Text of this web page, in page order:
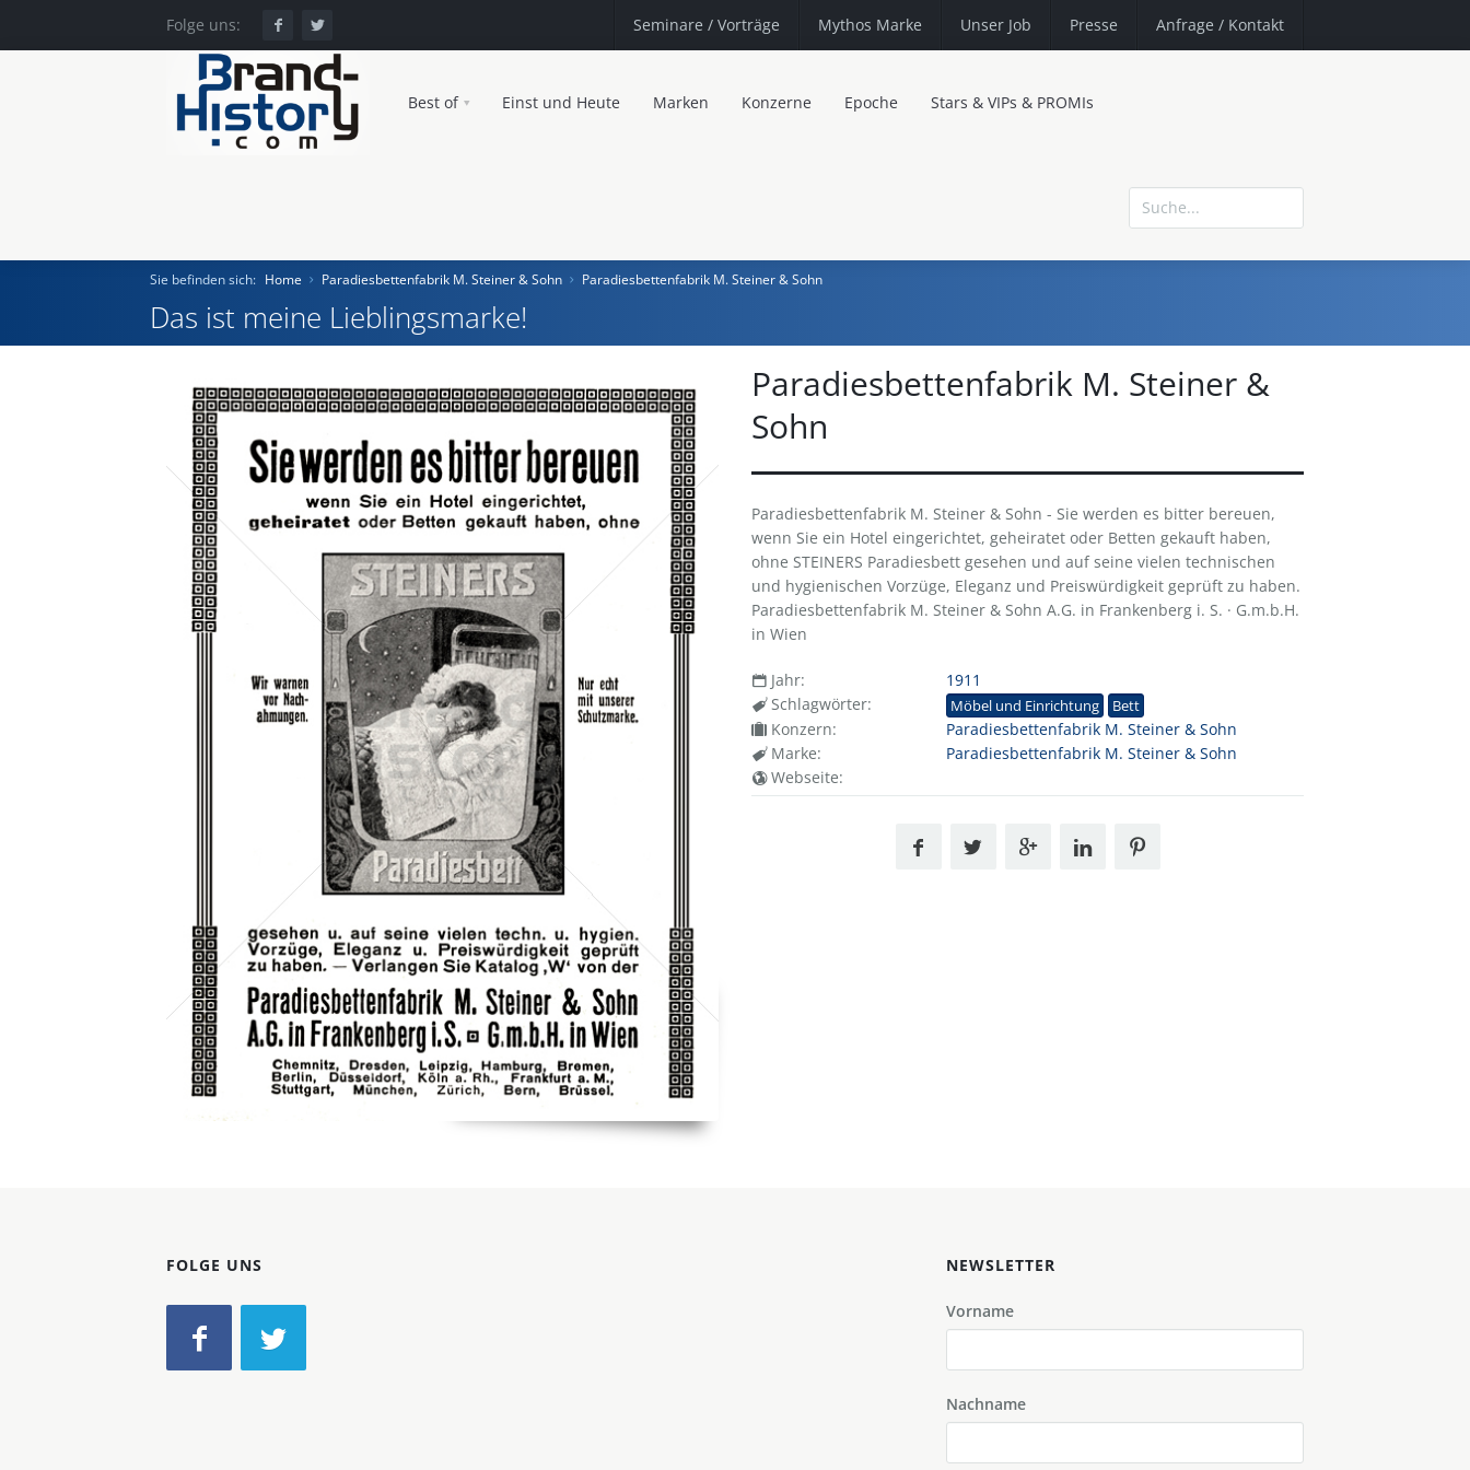
Folge uns: Seminare / Vorträge Mythos Marke Unser Job Presse Anfrage / Kontakt
Best of Einst und Heute Marken Konzerne Epoche Stars & VIPs & PROMIs
Einst und Heute
Marken
Konzerne
Epoche
Sie befinden sich: Home Paradiesbettenfabrik M. Steiner & Sohn Paradiesbettenfabrik M. Steiner & Sohn
Das ist meine Lieblingsmarke!
Paradiesbettenfabrik M. Steiner &
Sohn
Paradiesbettenfabrik M. Steiner & Sohn - Sie werden es bitter bereuen,
wenn Sie ein Hotel eingerichtet, geheiratet oder Betten gekauft haben,
ohne STEINERS Paradiesbett gesehen und auf seine vielen technischen
und hygienischen Vorzüge, Eleganz und Preiswürdigkeit geprüft zu haben.
Paradiesbettenfabrik M. Steiner & Sohn A.G. in Frankenberg i. S. · G.m.b.H.
in Wien
Jahr:
1911
Schlagwörter:
Möbel und Einrichtung Bett
Konzern:
Paradiesbettenfabrik M. Steiner & Sohn
Marke:
Paradiesbettenfabrik M. Steiner & Sohn
Webseite:
FOLGE UNS NEWSLETTER
Vorname
Nachname